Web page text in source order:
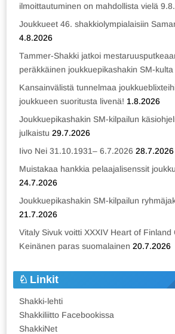
ilmoittautuminen on mahdollista vielä
Joukkueet 46. shakkiolympialaisiin
4.8.2026
Tammer-Shakki jatkoi
peräkkäinen joukkuepikashakin SM-kulta
Kansainvälistä tunnelmaa
joukkueen suoritusta livenä! 1.8.2026
Joukkuepikashakin SM-kilpailun
julkaistu 29.7.2026
Iivo Nei 31.10.1931– 6.7.2026 28.7.2026
Muistakaa hankkia pelaajalisenssit
24.7.2026
Joukkuepikashakin SM-kilpailun
21.7.2026
Vitaly Sivuk voitti XXXIV Heart of Finland
Keinänen paras suomalainen 20.7.2026
Linkit
Shakki-lehti
Shakkiliitto Facebookissa
ShakkiNet